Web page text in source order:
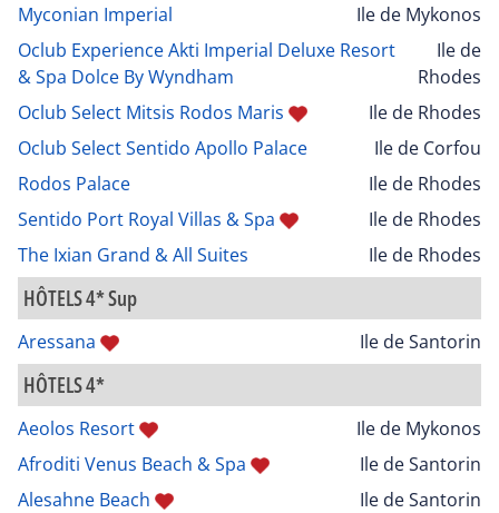
Myconian Imperial
Ile de Mykonos
Oclub Experience Akti Imperial Deluxe Resort
& Spa Dolce By Wyndham
Ile de
Rhodes
Oclub Select Mitsis Rodos Maris
Ile de Rhodes
Oclub Select Sentido Apollo Palace
Ile de Corfou
Rodos Palace
Ile de Rhodes
Sentido Port Royal Villas & Spa
Ile de Rhodes
The Ixian Grand & All Suites
Ile de Rhodes
HÔTELS 4* Sup
Aressana Ile de Santorin
HÔTELS 4*
Aeolos Resort
Ile de Mykonos
Afroditi Venus Beach & Spa
Ile de Santorin
Alesahne Beach
Ile de Santorin